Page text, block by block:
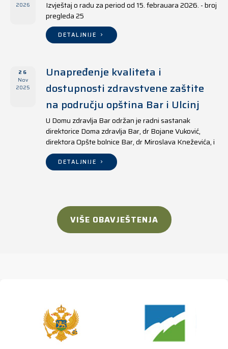
2026
Izvještaj o radu za period od 15. febrauara 2026. - broj
pregleda 25
DETALJNIJE
26
Nov
2025
Unapređenje kvaliteta i
dostupnosti zdravstvene zaštite
na području opština Bar i Ulcinj
U Domu zdravlja Bar održan je radni sastanak
direktorice Doma zdravlja Bar, dr Bojane Vuković,
direktora Opšte bolnice Bar, dr Miroslava Kneževića, i
direktora Doma zdravlja Ulcinj, Kreshnika Mustafe.
DETALJNIJE
VIŠE OBAVJEŠTENJA